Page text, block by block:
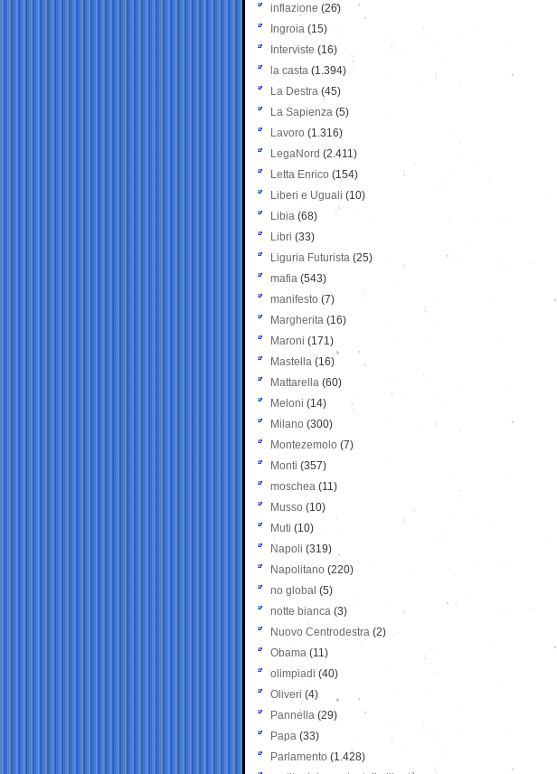
inflazione (26)
Ingroia (15)
Interviste (16)
la casta (1.394)
La Destra (45)
La Sapienza (5)
Lavoro (1.316)
LegaNord (2.411)
Letta Enrico (154)
Liberi e Uguali (10)
Libia (68)
Libri (33)
Liguria Futurista (25)
mafia (543)
manifesto (7)
Margherita (16)
Maroni (171)
Mastella (16)
Mattarella (60)
Meloni (14)
Milano (300)
Montezemolo (7)
Monti (357)
moschea (11)
Musso (10)
Muti (10)
Napoli (319)
Napolitano (220)
no global (5)
notte bianca (3)
Nuovo Centrodestra (2)
Obama (11)
olimpiadi (40)
Oliveri (4)
Pannella (29)
Papa (33)
Parlamento (1.428)